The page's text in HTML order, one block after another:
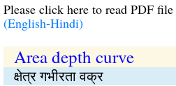
Please click here to read PDF file
(English-Hindi)
Area depth curve
क्षेत्र गभीरता वक्र